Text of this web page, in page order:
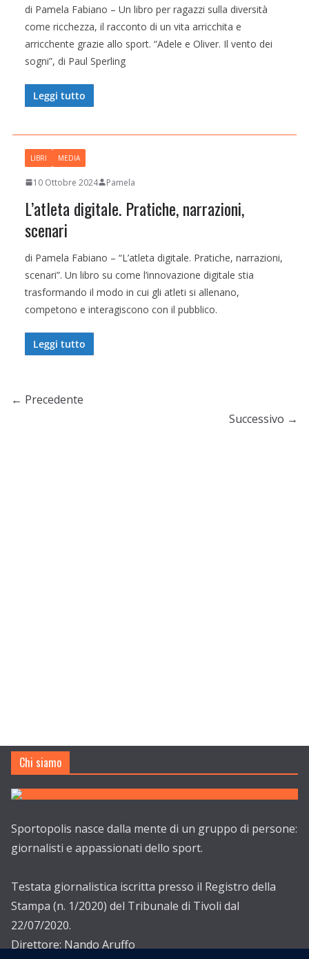
di Pamela Fabiano – Un libro per ragazzi sulla diversità
come ricchezza, il racconto di un vita arricchita e
arricchente grazie allo sport. “Adele e Oliver. Il vento dei
sogni”, di Paul Sperling
Leggi tutto
LIBRI MEDIA
10 Ottobre 2024 Pamela
L’atleta digitale. Pratiche, narrazioni,
scenari
di Pamela Fabiano – “L’atleta digitale. Pratiche, narrazioni,
scenari”. Un libro su come l’innovazione digitale stia
trasformando il modo in cui gli atleti si allenano,
competono e interagiscono con il pubblico.
Leggi tutto
← Precedente
Successivo →
Chi siamo
Sportopolis nasce dalla mente di un gruppo di persone:
giornalisti e appassionati dello sport.
Testata giornalistica iscritta presso il Registro della
Stampa (n. 1/2020) del Tribunale di Tivoli dal
22/07/2020.
Direttore: Nando Aruffo